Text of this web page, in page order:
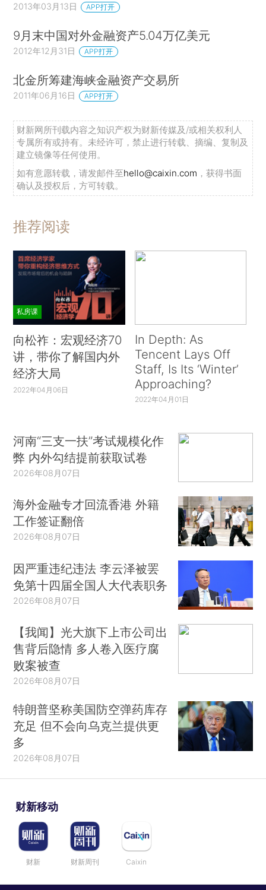
2013年03月13日 APP打开
9月末中国对外金融资产5.04万亿美元
2012年12月31日 APP打开
北金所筹建海峡金融资产交易所
2011年06月16日 APP打开
财新网所刊载内容之知识产权为财新传媒及/或相关权利人
专属所有或持有。未经许可，禁止进行转载、摘编、复制及
建立镜像等任何使用。
如有意愿转载，请发邮件至hello@caixin.com ，获得书面
确认及授权后，方可转载。
推荐阅读
私房课
向松祚：宏观经济70
讲，带你了解国内外
经济大局
2022年04月06日
In Depth: As
Tencent Lays Off
Staff, Is Its ‘Winter’
Approaching?
2022年04月01日
河南“三支一扶”考试规模化作
弊 内外勾结提前获取试卷
2026年08月07日
海外金融专才回流香港 外籍
工作签证翻倍
2026年08月07日
因严重违纪违法 李云泽被罢
免第十四届全国人大代表职务
2026年08月07日
【我闻】光大旗下上市公司出
售背后隐情 多人卷入医疗腐
败案被查
2026年08月07日
特朗普坚称美国防空弹药库存
充足 但不会向乌克兰提供更
多
2026年08月07日
财新移动
财新 财新周刊 Caixin